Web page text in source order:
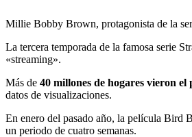
Millie Bobby Brown, protagonista de la
La tercera temporada de la famosa serie
«streaming».
Más de 40 millones de hogares vieron el
datos de visualizaciones.
En enero del pasado año, la película Bird
un periodo de cuatro semanas.